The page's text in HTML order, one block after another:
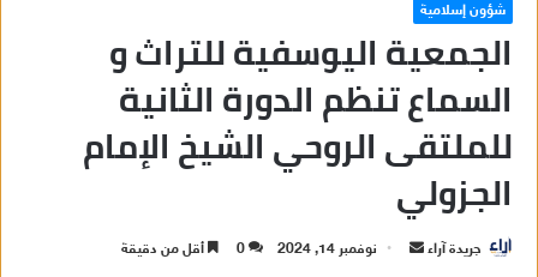
شؤون إسلامية
الجمعية اليوسفية للتراث و
السماع تنظم الدورة الثانية
للملتقى الروحي الشيخ الإمام
الجزولي
جريدة آراء نوفمبر 14, 2024 0 أقل من دقيقة